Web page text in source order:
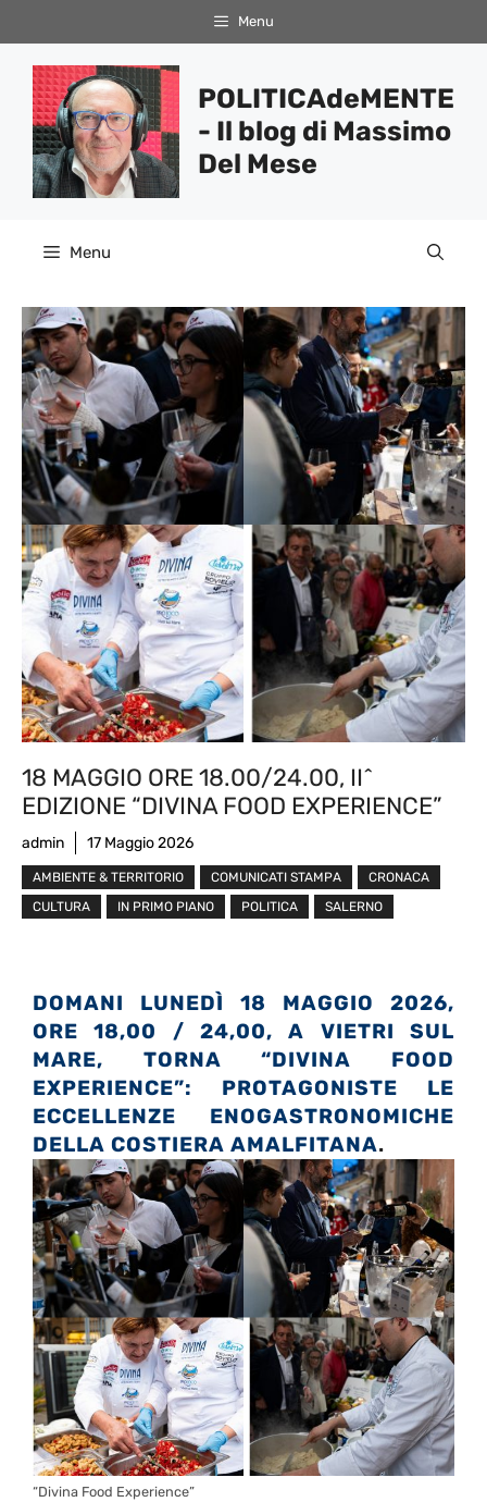
al
contenuto
Menu
POLITICAdeMENTE
- Il blog di Massimo
Del Mese
Menu
18 MAGGIO ORE 18.00/24.00, II^
EDIZIONE “DIVINA FOOD EXPERIENCE”
admin 17 Maggio 2026
AMBIENTE & TERRITORIO COMUNICATI STAMPA
CRONACA
CULTURA
IN PRIMO PIANO POLITICA SALERNO
DOMANI LUNEDÌ 18 MAGGIO 2026,
ORE 18,00 / 24,00, A VIETRI SUL
MARE, TORNA “DIVINA FOOD
EXPERIENCE”: PROTAGONISTE LE
ECCELLENZE ENOGASTRONOMICHE
DELLA COSTIERA AMALFITANA.
“Divina Food Experience”